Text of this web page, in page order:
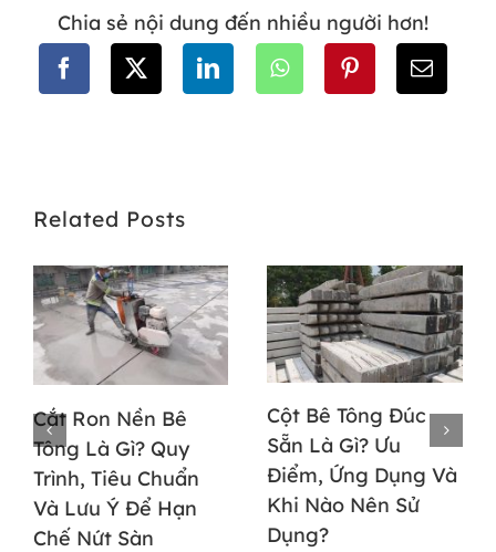
Chia sẻ nội dung đến nhiều người hơn!
Related Posts
Cắt Ron Nền Bê
Tông Là Gì? Quy
Trình, Tiêu Chuẩn
Và Lưu Ý Để Hạn
Chế Nứt Sàn
Cột Bê Tông Đúc
Sẵn Là Gì? Ưu
Điểm, Ứng Dụng Và
Khi Nào Nên Sử
Dụng?